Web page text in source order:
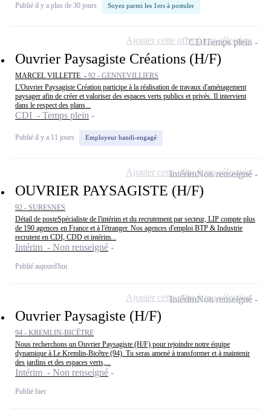
Publié il y a plus de 30 jours Soyez parmi les 1ers à postuler
Ouvrier Paysagiste Créations (H/F)
MARCEL VILLETTE - 92 - GENNEVILLIERS
L'Ouvrier Paysagiste Création participe à la réalisation de travaux d'aménagement
paysager afin de créer et valoriser des espaces verts publics et privés. Il intervient
dans le respect des plans...
CDI - Temps plein
Publié il y a 11 jours Employeur handi-engagé
CDITemps plein
Ajouter cette offre à ma sélection
OUVRIER PAYSAGISTE (H/F)
92 - SURESNES
Détail de posteSpécialiste de l'intérim et du recrutement par secteur, LIP compte plus
de 190 agences en France et à l'étranger. Nos agences d'emploi BTP & Industrie
recrutent en CDI, CDD et intérim...
Intérim - Non renseigné
Publié aujourd'hui
IntérimNon renseigné
Ajouter cette offre à ma sélection
Ouvrier Paysagiste (H/F)
94 - KREMLIN-BICÊTRE
Nous recherchons un Ouvrier Paysagiste (H/F) pour rejoindre notre équipe
dynamique à Le Kremlin-Bicêtre (94). Tu seras amené à transformer et à maintenir
des jardins et des espaces verts,...
Intérim - Non renseigné
Publié hier
IntérimNon renseigné
Ajouter cette offre à ma sélection